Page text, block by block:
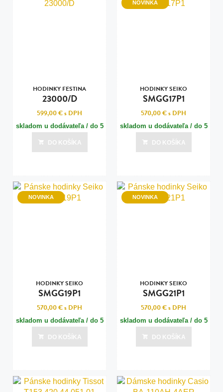
HODINKY FESTINA
23000/D
599,00 €s DPH
skladom u dodávateľa / do 5
dní
Posledná aktualizácia dnes o 07:00
DO KOŠÍKA
NOVINKA
HODINKY SEIKO
SMGG17P1
570,00 €s DPH
skladom u dodávateľa / do 5
dní
Posledná aktualizácia dnes o 07:00
DO KOŠÍKA
NOVINKA
HODINKY SEIKO
SMGG19P1
570,00 €s DPH
skladom u dodávateľa / do 5
dní
Posledná aktualizácia dnes o 07:00
DO KOŠÍKA
NOVINKA
HODINKY SEIKO
SMGG21P1
570,00 €s DPH
skladom u dodávateľa / do 5
dní
Posledná aktualizácia dnes o 07:00
DO KOŠÍKA